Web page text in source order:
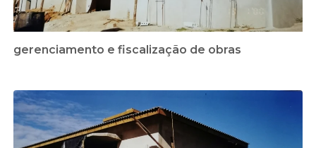
gerenciamento e fiscalização de obras